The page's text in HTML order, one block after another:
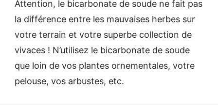
Attention, le bicarbonate de soude ne fait pas
la différence entre les mauvaises herbes sur
votre terrain et votre superbe collection de
vivaces ! N’utilisez le bicarbonate de soude
que loin de vos plantes ornementales, votre
pelouse, vos arbustes, etc.